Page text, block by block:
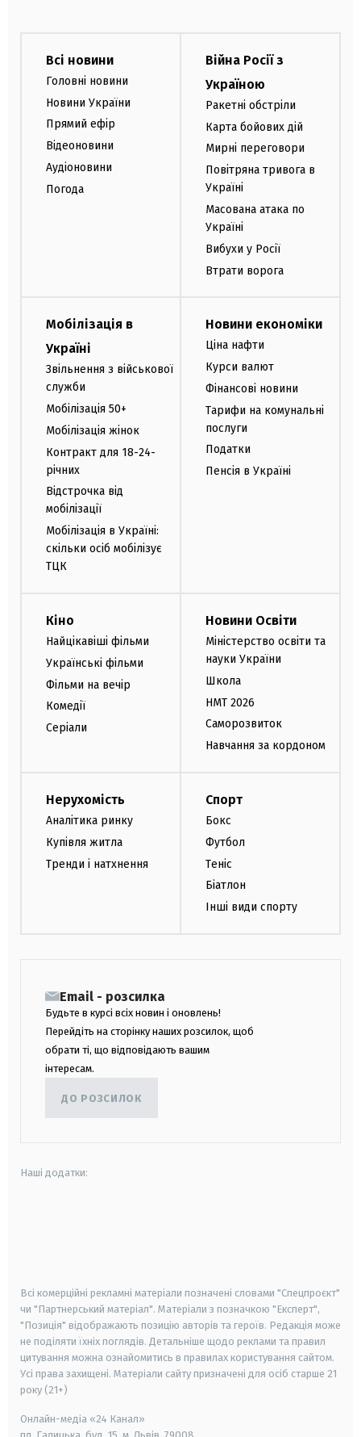
Всі новини
Головні новини
Новини України
Прямий ефір
Відеоновини
Аудіоновини
Погода
Війна Росії з
Україною
Ракетні обстріли
Карта бойових дій
Мирні переговори
Повітряна тривога в
Україні
Масована атака по
Україні
Вибухи у Росії
Втрати ворога
Мобілізація в
Україні
Звільнення з військової
служби
Мобілізація 50+
Мобілізація жінок
Контракт для 18-24-
річних
Відстрочка від
мобілізації
Мобілізація в Україні:
скільки осіб мобілізує
ТЦК
Новини економіки
Ціна нафти
Курси валют
Фінансові новини
Тарифи на комунальні
послуги
Податки
Пенсія в Україні
Кіно
Найцікавіші фільми
Українські фільми
Фільми на вечір
Комедії
Серіали
Новини Освіти
Міністерство освіти та
науки України
Школа
НМТ 2026
Саморозвиток
Навчання за кордоном
Нерухомість
Аналітика ринку
Купівля житла
Тренди і натхнення
Спорт
Бокс
Футбол
Теніс
Біатлон
Інші види спорту
Email - розсилка
Будьте в курсі всіх новин і оновлень!
Перейдіть на сторінку наших розсилок, щоб
обрати ті, що відповідають вашим
інтересам.
ДО РОЗСИЛОК
Наші додатки:
Всі комерційні рекламні матеріали позначені словами "Спецпроєкт"
чи "Партнерський матеріал". Матеріали з позначкою "Експерт",
"Позиція" відображають позицію авторів та героїв. Редакція може
не поділяти їхніх поглядів. Детальніше щодо реклами та правил
цитування можна ознайомитись в правилах користування сайтом.
Усі права захищені. Матеріали сайту призначені для осіб старше 21
року (21+)
Онлайн-медіа «24 Канал»